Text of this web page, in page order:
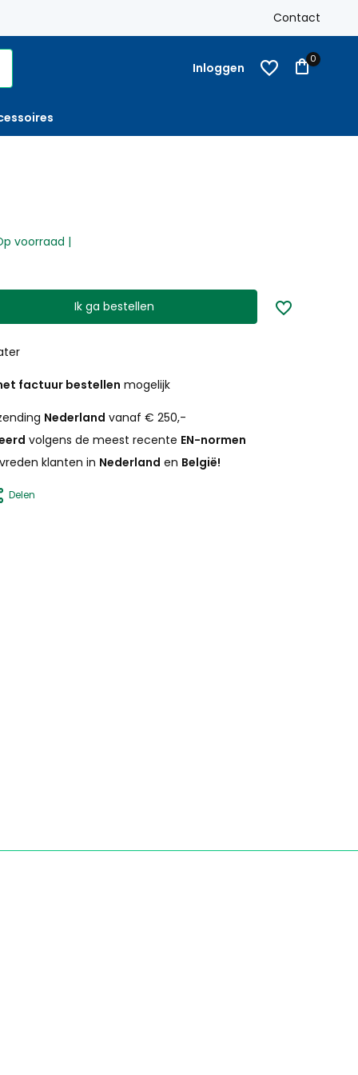
met factuur bestellen mogelijkContact
Inloggen
0
voorraad |
Ik ga bestellen
factuur bestellen mogelijk
Nederland vanaf € 250,-
volgens de meest recente EN-normen
klanten in Nederland en België!
Delen